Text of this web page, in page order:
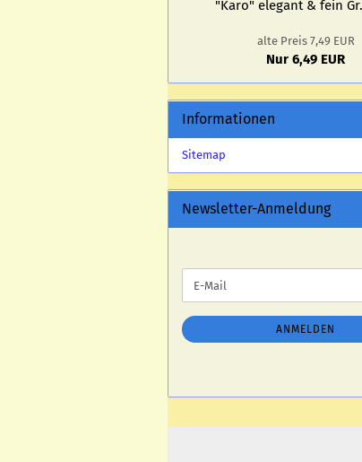
"Karo" ele­gant & fein
alte Preis 7,49 EUR
Nur 6,49 EUR
Informationen
Sitemap
Newsletter-Anmeldung
ZUR
ANMELDUNG
E-
Mail
ANMELDEN